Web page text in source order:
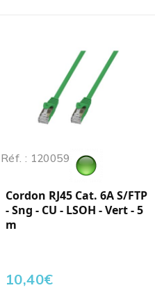
Réf. : 120059
Cordon RJ45 Cat. 6A S/FTP
- Sng - CU - LSOH - Vert - 5
m
10,40€